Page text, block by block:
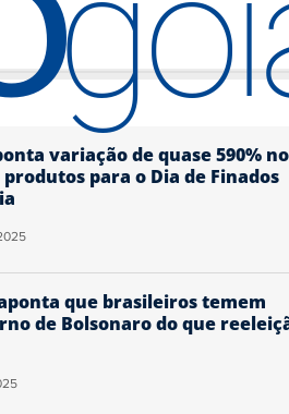
variação de quase 590%
produtos para o Dia de Finados
que brasileiros temem
de Bolsonaro do que